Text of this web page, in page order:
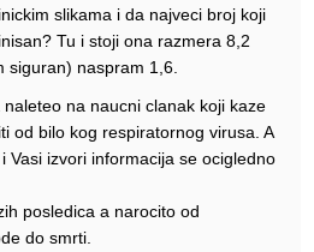
slikama i da najveci broj koji
Tu i stoji ona razmera 8,2
siguran) naspram 1,6.
na naucni clanak koji kaze
od bilo kog respiratornog virusa. A
Vasi izvori informacija se ocigledno
posledica a narocito od
do smrti.